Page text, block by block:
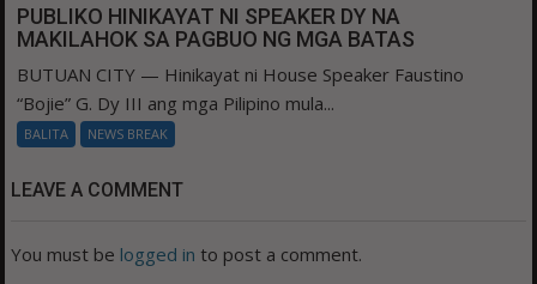
PUBLIKO HINIKAYAT NI SPEAKER DY NA
MAKILAHOK SA PAGBUO NG MGA BATAS
BUTUAN CITY — Hinikayat ni House Speaker Faustino
“Bojie” G. Dy III ang mga Pilipino mula...
BALITA NEWS BREAK
LEAVE A COMMENT
You must be logged in to post a comment.